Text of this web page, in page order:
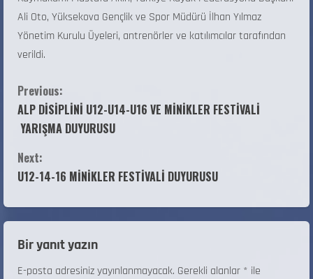
Ali Oto, Yüksekova Gençlik ve Spor Müdürü İlhan Yılmaz
Yönetim Kurulu Üyeleri, antrenörler ve katılımcılar tarafından
verildi.
Previous:
ALP DİSİPLİNİ U12-U14-U16 VE MİNİKLER FESTİVALİ
YARIŞMA DUYURUSU
Next:
U12-14-16 MİNİKLER FESTİVALİ DUYURUSU
Bir yanıt yazın
E-posta adresiniz yayınlanmayacak. Gerekli alanlar * ile